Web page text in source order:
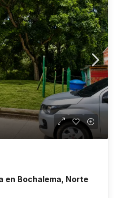
en Bochalema, Norte